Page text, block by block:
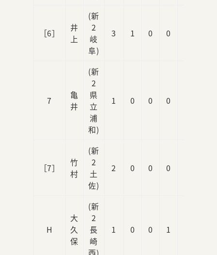
［6］
井
上
(新
2
岐
阜)
3 1 0 0
7
亀
井
(新
2
県
立
浦
和)
1 0 0 0
［7］
竹
村
(新
2
土
佐)
2 0 0 0
H
大
久
保
(新
2
長
崎
西)
1 0 0 1